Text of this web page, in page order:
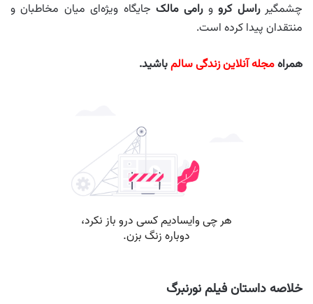
چشمگیرراسل کروورامی مالک جایگاه ویژه‌ای میان مخاطبان و
منتقدان پیدا کرده است.
همراهمجله آنلاین زندگی سالمباشید.
خلاصه داستان فیلم نورنبرگ